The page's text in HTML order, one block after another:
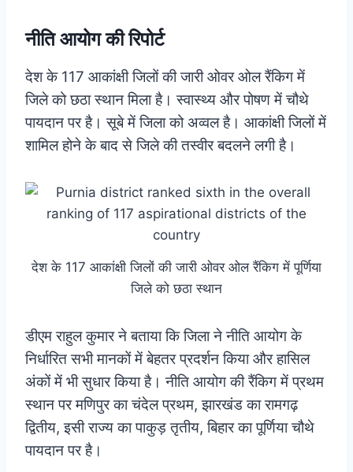
नीति आयोग की रिपोर्ट
देश के 117 आकांक्षी जिलों की जारी ओवर ओल रैंकिग में
जिले को छठा स्थान मिला है। स्वास्थ्य और पोषण में चौथे
पायदान पर है। सूबे में जिला को अव्वल है। आकांक्षी जिलों में
शामिल होने के बाद से जिले की तस्वीर बदलने लगी है।
देश के 117 आकांक्षी जिलों की जारी ओवर ओल रैंकिग में पूर्णिया
जिले को छठा स्थान
डीएम राहुल कुमार ने बताया कि जिला ने नीति आयोग के
निर्धारित सभी मानकों में बेहतर प्रदर्शन किया और हासिल
अंकों में भी सुधार किया है।नीति आयोग की रैंकिग में प्रथम
स्थान पर मणिपुर का चंदेल प्रथम, झारखंड का रामगढ़
द्वितीय, इसी राज्य का पाकुड़ तृतीय, बिहार का पूर्णिया चौथे
पायदान पर है।